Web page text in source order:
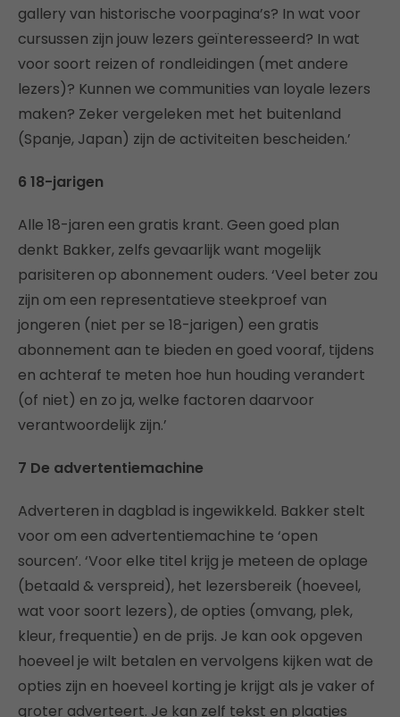
gallery van historische voorpagina’s? In wat voor
cursussen zijn jouw lezers geïnteresseerd? In wat
voor soort reizen of rondleidingen (met andere
lezers)? Kunnen we communities van loyale lezers
maken? Zeker vergeleken met het buitenland
(Spanje, Japan) zijn de activiteiten bescheiden.’
6 18-jarigen
Alle 18-jaren een gratis krant. Geen goed plan
denkt Bakker, zelfs gevaarlijk want mogelijk
parisiteren op abonnement ouders. ‘Veel beter zou
zijn om een representatieve steekproef van
jongeren (niet per se 18-jarigen) een gratis
abonnement aan te bieden en goed vooraf, tijdens
en achteraf te meten hoe hun houding verandert
(of niet) en zo ja, welke factoren daarvoor
verantwoordelijk zijn.’
7 De advertentiemachine
Adverteren in dagblad is ingewikkeld. Bakker stelt
voor om een advertentiemachine te ‘open
sourcen’. ‘Voor elke titel krijg je meteen de oplage
(betaald & verspreid), het lezersbereik (hoeveel,
wat voor soort lezers), de opties (omvang, plek,
kleur, frequentie) en de prijs. Je kan ook opgeven
hoeveel je wilt betalen en vervolgens kijken wat de
opties zijn en hoeveel korting je krijgt als je vaker of
groter adverteert. Je kan zelf tekst en plaatjes